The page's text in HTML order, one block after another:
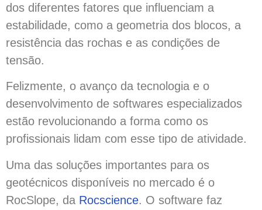
dos diferentes fatores que influenciam a
estabilidade, como a geometria dos blocos, a
resistência das rochas e as condições de
tensão.
Felizmente, o avanço da tecnologia e o
desenvolvimento de softwares especializados
estão revolucionando a forma como os
profissionais lidam com esse tipo de atividade.
Uma das soluções importantes para os
geotécnicos disponíveis no mercado é o
RocSlope, da Rocscience. O software faz